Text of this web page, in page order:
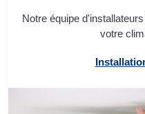
Notre équipe
votre